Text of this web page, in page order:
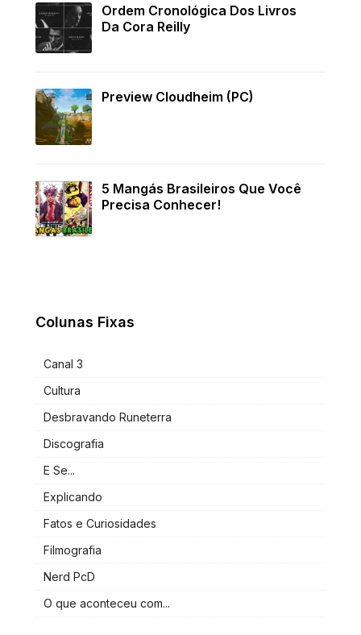
Ordem Cronológica Dos Livros
Da Cora Reilly
Preview Cloudheim (PC)
5 Mangás Brasileiros Que Você
Precisa Conhecer!
Colunas Fixas
Canal 3
Cultura
Desbravando Runeterra
Discografia
E Se...
Explicando
Fatos e Curiosidades
Filmografia
Nerd PcD
O que aconteceu com...